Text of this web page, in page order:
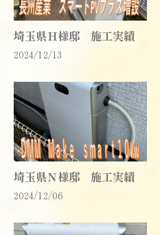
埼玉県Ｈ様邸 施工実績
2024/12/13
埼玉県Ｎ様邸 施工実績
2024/12/06